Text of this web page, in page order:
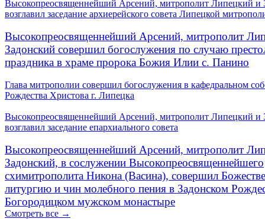
Высокопреосвященнейший Арсений, митрополит Липецкий и
возглавил заседание архиерейского совета Липецкой
Высокопреосвященнейший Арсений, митрополит
Задонский совершил богослужения по случаю
праздника в храме пророка Божия Илии с. Панино
Глава митрополии совершил богослужения в кафедральном
Рождества Христова г. Липецка
Высокопреосвященнейший Арсений, митрополит Липецкий и
возглавил заседание епархиального совета
Высокопреосвященнейший Арсений, митрополит
Задонский, в сослужении Высокопреосвященнейшего
схимитрополита Никона (Васина), совершил
литургию и чин молебного пения в Задонском
Богородицком мужском монастыре
Смотреть все →